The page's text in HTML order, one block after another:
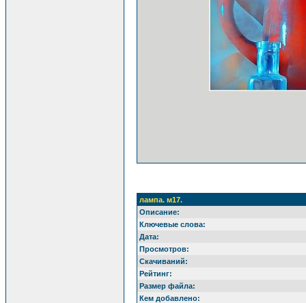
лампа. м17.
Описание:
Ключевые слова:
Дата:
Просмотров:
Скачиваний:
Рейтинг:
Размер файла:
Кем добавлено: